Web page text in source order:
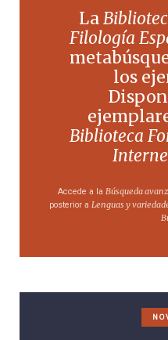
La
Filología
los
Biblioteca
Accede a la Búsqueda
posterior a Lenguas y